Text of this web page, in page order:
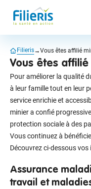
Panneau de gestion des
Filieris
Filieris Vous êtes affilié
Vous êtes
Pour améliorer la qualité
à leur famille tout en leur
service enrichie et
minier a confié
protection sociale à des
Vous continuez à
Découvrez ci-dessous
Assurance
travail et